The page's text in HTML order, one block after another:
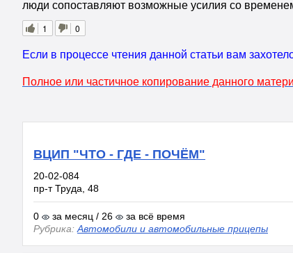
люди сопоставляют возможные усилия со
1
0
Если в процессе чтения данной статьи вам
Полное или частичное копирование данного
ВЦИП "ЧТО - ГДЕ - ПОЧЁМ"
20-02-084
пр-т Труда, 48
0 за месяц / 26
за всё время
Рубрика:Автомобили и автомобильные прицепы